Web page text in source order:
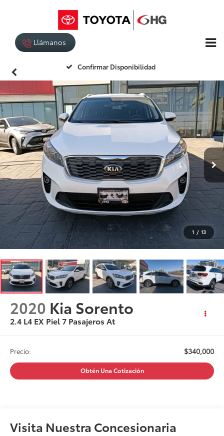
Llámanos
Confirmar Disponibilidad
1 / 13
2020 Kia Sorento
2.4 L4 EX Piel 7 Pasajeros At
Precio: $340,000
Obtén Una Cotización
Visita Nuestra Concesionaria